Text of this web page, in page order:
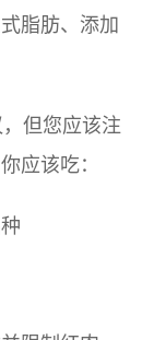
脂肪、添加
但您应该注
应该吃：